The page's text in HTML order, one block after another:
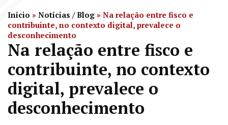
Início » Notícias / Blog » Na relação entre fisco e
contribuinte, no contexto digital, prevalece o
desconhecimento
Na relação entre fisco e
contribuinte, no contexto
digital, prevalece o
desconhecimento